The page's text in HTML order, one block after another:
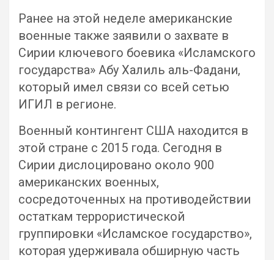
Ранее на этой неделе американские
военные также заявили о захвате в
Сирии ключевого боевика «Исламского
государства» Абу Халиль аль-Фадани,
который имел связи со всей сетью
ИГИЛ в регионе.
Военный контингент США находится в
этой стране с 2015 года. Сегодня в
Сирии дислоцировано около 900
американских военных,
сосредоточенных на противодействии
остаткам террористической
группировки «Исламское государство»,
которая удерживала обширную часть